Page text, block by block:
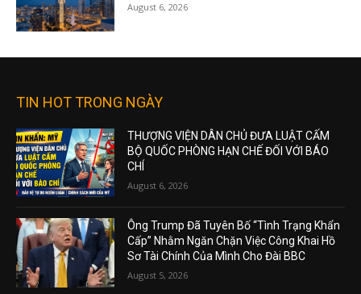
August 6, 2026
TIN HOT TRONG NGÀY
THƯỢNG VIỆN DÂN CHỦ ĐƯA LUẬT CẤM
BỘ QUỐC PHÒNG HẠN CHẾ ĐỐI VỚI BÁO
CHÍ
August 6, 2026
Ông Trump Đã Tuyên Bố “Tình Trạng Khẩn
Cấp” Nhằm Ngăn Chặn Việc Công Khai Hồ
Sơ Tài Chính Của Mình Cho Đài BBC
August 5, 2026